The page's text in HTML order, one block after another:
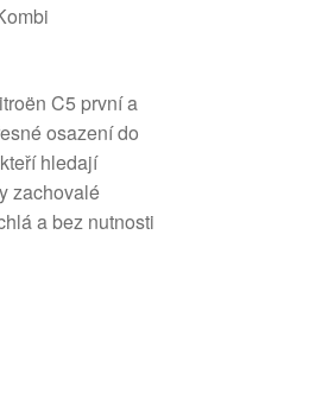
C5 první a
osazení do
hledají
zachovalé
a bez nutnosti